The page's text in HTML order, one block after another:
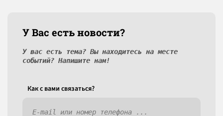
У Вас есть новости?
У вас есть тема? Вы находитесь на месте
событий? Напишите нам!
Как c вами связаться?